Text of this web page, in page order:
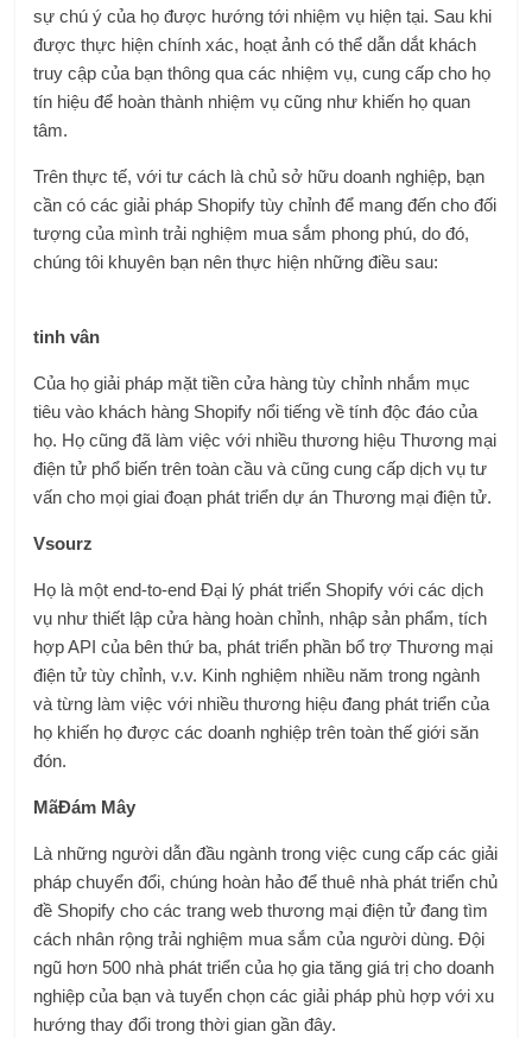
sự chú ý của họ được hướng tới nhiệm vụ hiện tại. Sau khi
được thực hiện chính xác, hoạt ảnh có thể dẫn dắt khách
truy cập của bạn thông qua các nhiệm vụ, cung cấp cho họ
tín hiệu để hoàn thành nhiệm vụ cũng như khiến họ quan
tâm.
Trên thực tế, với tư cách là chủ sở hữu doanh nghiệp, bạn
cần có các giải pháp Shopify tùy chỉnh để mang đến cho đối
tượng của mình trải nghiệm mua sắm phong phú, do đó,
chúng tôi khuyên bạn nên thực hiện những điều sau:
tinh vân
Của họgiải pháp mặt tiền cửa hàng tùy chỉnh nhắm mục
tiêu vào khách hàng Shopify nổi tiếng về tính độc đáo của
họ. Họ cũng đã làm việc với nhiều thương hiệu Thương mại
điện tử phổ biến trên toàn cầu và cũng cung cấp dịch vụ tư
vấn cho mọi giai đoạn phát triển dự án Thương mại điện tử.
Vsourz
Họ là một end-to-endĐại lý phát triển Shopify với các dịch
vụ như thiết lập cửa hàng hoàn chỉnh, nhập sản phẩm, tích
hợp API của bên thứ ba, phát triển phần bổ trợ Thương mại
điện tử tùy chỉnh, v.v. Kinh nghiệm nhiều năm trong ngành
và từng làm việc với nhiều thương hiệu đang phát triển của
họ khiến họ được các doanh nghiệp trên toàn thế giới săn
đón.
MãĐám Mây
Là những người dẫn đầu ngành trong việc cung cấp các giải
pháp chuyển đổi, chúng hoàn hảo đểthuê nhà phát triển chủ
đề Shopify cho các trang web thương mại điện tử đang tìm
cách nhân rộng trải nghiệm mua sắm của người dùng. Đội
ngũ hơn 500 nhà phát triển của họ gia tăng giá trị cho doanh
nghiệp của bạn và tuyển chọn các giải pháp phù hợp với xu
hướng thay đổi trong thời gian gần đây.